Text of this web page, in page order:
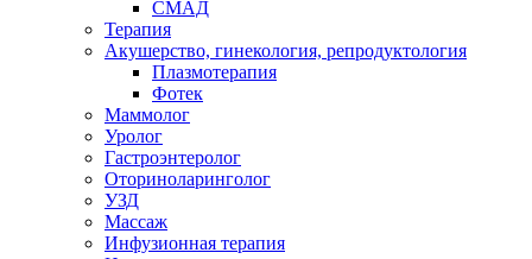
СМАД
Терапия
Акушерство, гинекология, репродуктология
Плазмотерапия
Фотек
Маммолог
Уролог
Гастроэнтеролог
Оториноларинголог
УЗД
Массаж
Инфузионная терапия